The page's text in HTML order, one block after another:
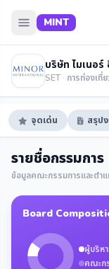
MINT
บริษัท ไมเนอร์
SET · การท่องเที่
จุดเด่น สรุป
รายชื่อกรรมการ
ข้อมูลคณะกรรมการและตำ
Board
ผู้บริห
คณะก